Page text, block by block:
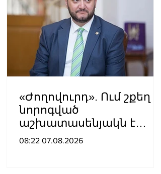
«Ժողովուրդ». Ում շքեղ
նորոգված
աշխատասենյակն է
տրամադրվել Արայիկ
08:22 07.08.2026